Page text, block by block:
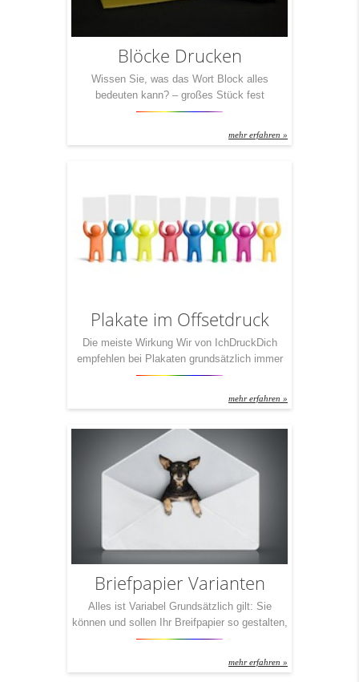
Blöcke Drucken
Wissen Sie, was das Wort Block alles
bedeuten kann? – großes Stück fest
verbundenen Materials, meist quaderförmig –
Parteien oder Staaten – Häuserkomplex, der
mehr erfahren »
Plakate im Offsetdruck
Die meiste Wirkung Wir von IchDruckDich
empfehlen bei Plakaten grundsätzlich immer
den Offsetdruck. Das heißt nicht, dass wir sie
wollen – natürlich. Aber im Sinne unserer
Flächen bedruckt werden, sieht man sofort
einen Qualitätsverlust. Und man sieht diesen
Qualitätsverlust dann […]
mehr erfahren »
Briefpapier Varianten
Alles ist Variabel Grundsätzlich gilt: Sie
können und sollen Ihr Breifpapier so gestalten,
wie es perfekt zu Ihnen passt. Dennoch teilt
macht doch einen Unterschied, ob Sie
mehr erfahren »